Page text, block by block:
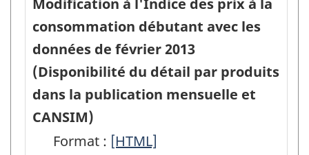
janvier
2016
-
HTML
janvier
2016
-
PDF,
206.16
de
l'IPC
de
novembre
-
selon
les
biens
et
services
ARCHIVÉ
de
l'Indice
des
prix
à
consommation
de
l'Indice
des
prix
à
la
mise
à
jour
panier
la
mise
à
jour
Modification à l'Indice des prix à la
consommation débutant avec les
données de février 2013
(Disponibilité du détail par produits
dans la publication mensuelle et
CANSIM)
Format : Modification
[HTML]